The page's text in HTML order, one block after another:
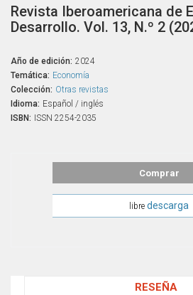
Revista Iberoamericana de
Desarrollo. Vol. 13, N.º 2
Año de edición: 2024
Temática: Economía
Colección: Otras revistas
Idioma: Español / inglés
ISBN: ISSN 2254-2035
Comprar
libre descarga
RESEÑA